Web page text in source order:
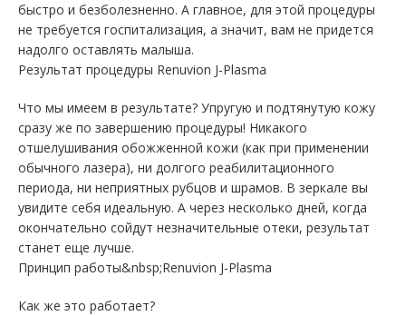
быстро и безболезненно. А главное, для этой процедуры
не требуется госпитализация, а значит, вам не придется
надолго оставлять малыша.
Результат процедуры Renuvion J-Plasma
Что мы имеем в результате? Упругую и подтянутую кожу
сразу же по завершению процедуры! Никакого
отшелушивания обожженной кожи (как при применении
обычного лазера), ни долгого реабилитационного
периода, ни неприятных рубцов и шрамов. В зеркале вы
увидите себя идеальную. А через несколько дней, когда
окончательно сойдут незначительные отеки, результат
станет еще лучше.
Принцип работы&nbsp;Renuvion J-Plasma
Как же это работает?